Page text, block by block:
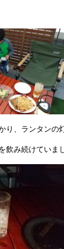
り、ランタンの
飲み続けていま